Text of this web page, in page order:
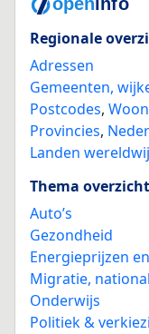
Regionale
Adressen
Gemeenten,
Postcodes,
Provincies,
Landen
Thema
Auto’s
Gezondheid
Energieprijzen
Migratie,
Onderwijs
Politiek &